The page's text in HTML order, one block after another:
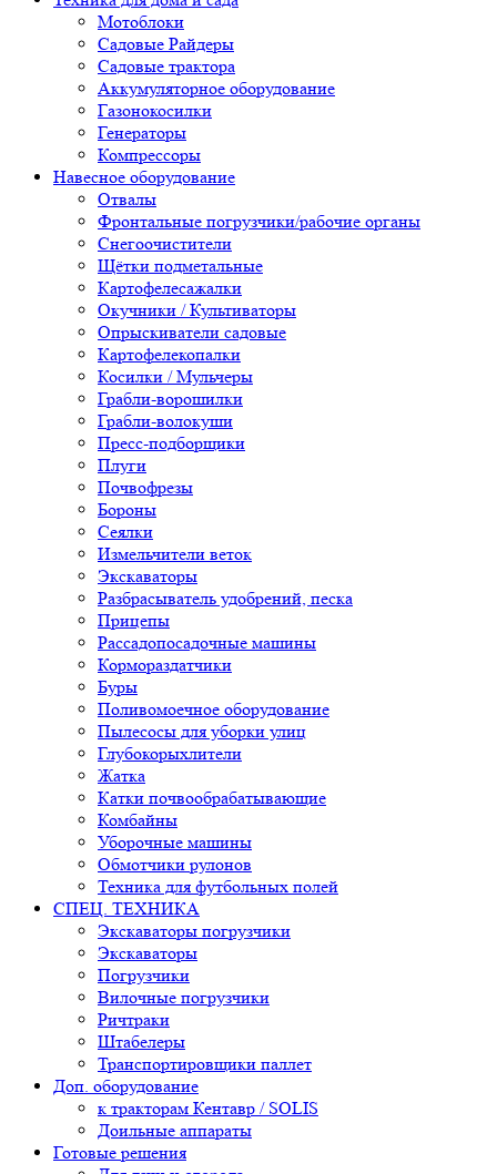
Мотоблоки
Садовые Райдеры
Садовые трактора
Аккумуляторное оборудование
Газонокосилки
Генераторы
Компрессоры
Навесное оборудование
Отвалы
Фронтальные погрузчики/рабочие органы
Снегоочистители
Щётки подметальные
Картофелесажалки
Окучники / Культиваторы
Опрыскиватели садовые
Картофелекопалки
Косилки / Мульчеры
Грабли-ворошилки
Грабли-волокуши
Пресс-подборщики
Плуги
Почвофрезы
Бороны
Сеялки
Измельчители веток
Экскаваторы
Разбрасыватель удобрений, песка
Прицепы
Рассадопосадочные машины
Кормораздатчики
Буры
Поливомоечное оборудование
Пылесосы для уборки улиц
Глубокорыхлители
Жатка
Катки почвообрабатывающие
Комбайны
Уборочные машины
Обмотчики рулонов
Техника для футбольных полей
СПЕЦ. ТЕХНИКА
Экскаваторы погрузчики
Экскаваторы
Погрузчики
Вилочные погрузчики
Ричтраки
Штабелеры
Транспортировщики паллет
Доп. оборудование
к тракторам Кентавр / SOLIS
Доильные аппараты
Готовые решения